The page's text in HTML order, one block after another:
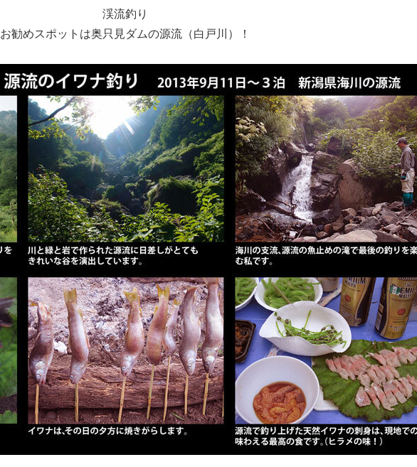
渓流釣り
お勧めスポットは奥只見ダムの源流（白戸川）！